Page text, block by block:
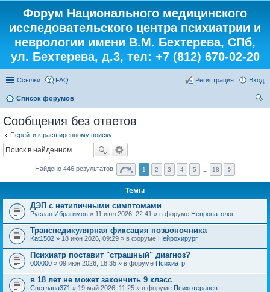
Форум Национального медицинского
исследовательского центра психиатрии и
неврологии имени В.М. Бехтерева, СПб,
ул. Бехтерева, д.3, тел: +7 (812) 670-02-20
Ссылки FAQ Вход
Регистрация
Список форумов
Сообщения без ответов
Перейти к расширенному поиску
Найдено 446 результатов 1 2 3 4 5 18
Темы
ДЭП с нетипичными симптомами
Руслан Ибрагимов » 11 июл 2026, 22:41 » в форуме Невропатолог
Транспедикулярная фиксация позвоночника
Kat1502 » 18 июн 2026, 09:29 » в форуме Нейрохирург
Психиатр поставит "страшный" диагноз?
000000 » 09 июн 2026, 18:35 » в форуме Психиатр
в 18 лет не может закончить 9 класс
Светлана371 » 19 май 2026, 11:25 » в форуме Психотерапевт